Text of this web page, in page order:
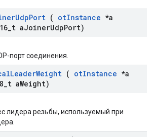
UdpPort ( otInstance *a
t aJoinerUdpPort)
порт соединения.
LeaderWeight ( otInstance *a
t aWeight)
лидера резьбы, используемый при